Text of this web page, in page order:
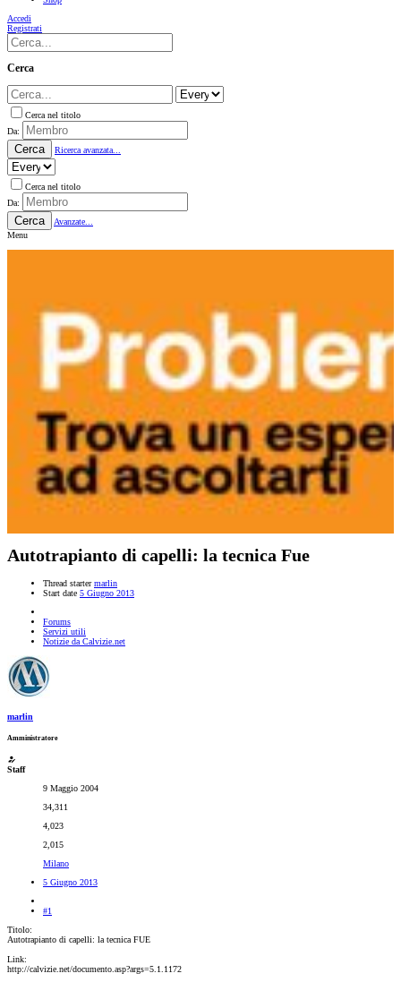
Accedi
Registrati
Cerca
Cerca nel titolo
Da:
Cerca Ricerca avanzata...
Cerca nel titolo
Da:
Cerca
Avanzate...
Menu
Autotrapianto di capelli: la tecnica Fue
Thread starter marlin
Start date 5 Giugno 2013
Forums
Servizi utili
Notizie da Calvizie.net
marlin
Amministratore
Staff
9 Maggio 2004
34,311
4,023
2,015
Milano
5 Giugno 2013
#1
Titolo:
Autotrapianto di capelli: la tecnica FUE
Link:
http://calvizie.net/documento.asp?args=5.1.1172